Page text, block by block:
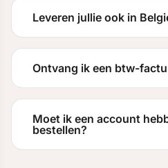
Leveren jullie ook in
Ontvang ik een btw-
Moet ik een account
bestellen?